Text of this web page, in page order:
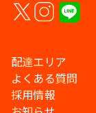
配達エリア
よくある質問
採用情報